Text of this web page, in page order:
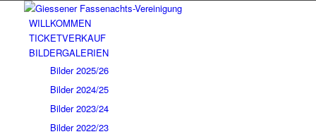
WILLKOMMEN
TICKETVERKAUF
BILDERGALERIEN
Bilder 2025/26
Bilder 2024/25
Bilder 2023/24
Bilder 2022/23